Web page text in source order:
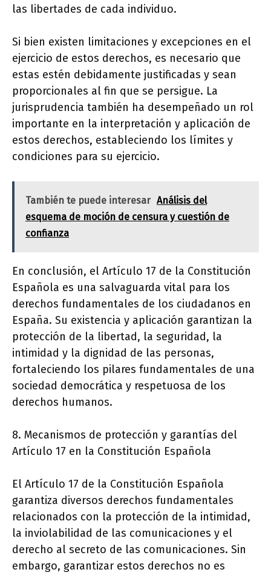
las libertades de cada individuo.
Si bien existen limitaciones y excepciones en el
ejercicio de estos derechos, es necesario que
estas estén debidamente justificadas y sean
proporcionales al fin que se persigue. La
jurisprudencia también ha desempeñado un rol
importante en la interpretación y aplicación de
estos derechos, estableciendo los límites y
condiciones para su ejercicio.
También te puede interesar Análisis del
esquema de moción de censura y cuestión de
confianza
En conclusión, el Artículo 17 de la Constitución
Española es una salvaguarda vital para los
derechos fundamentales de los ciudadanos en
España. Su existencia y aplicación garantizan la
protección de la libertad, la seguridad, la
intimidad y la dignidad de las personas,
fortaleciendo los pilares fundamentales de una
sociedad democrática y respetuosa de los
derechos humanos.
8. Mecanismos de protección y garantías del
Artículo 17 en la Constitución Española
El Artículo 17 de la Constitución Española
garantiza diversos derechos fundamentales
relacionados con la protección de la intimidad,
la inviolabilidad de las comunicaciones y el
derecho al secreto de las comunicaciones. Sin
embargo, garantizar estos derechos no es